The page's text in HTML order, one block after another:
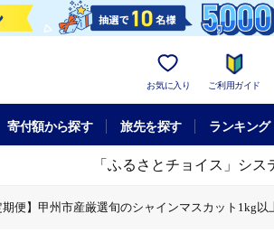
お気に入り ご利用ガイド
寄付額から探す 旅先を探す ランキング
「ふるさとチョイス」シス
期便】甲州市産厳選旬のシャインマスカット1kg